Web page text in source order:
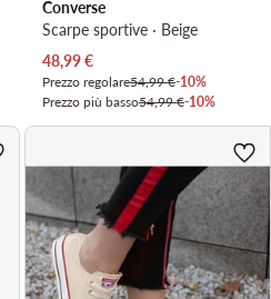
Converse
Scarpe sportive · Beige
Prezzo attuale
48,99€
Prezzo regolare54,99 €-10%
Prezzo più basso54,99 €-10%